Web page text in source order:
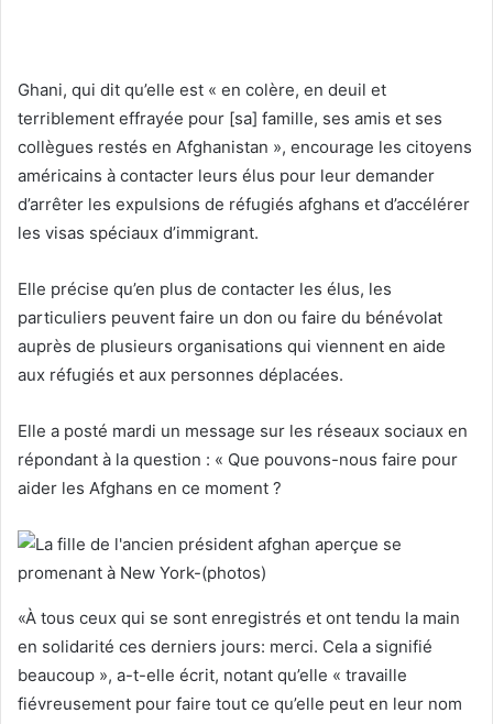
Ghani, qui dit qu’elle est « en colère, en deuil et
terriblement effrayée pour [sa] famille, ses amis et ses
collègues restés en Afghanistan », encourage les citoyens
américains à contacter leurs élus pour leur demander
d’arrêter les expulsions de réfugiés afghans et d’accélérer
les visas spéciaux d’immigrant.
Elle précise qu’en plus de contacter les élus, les
particuliers peuvent faire un don ou faire du bénévolat
auprès de plusieurs organisations qui viennent en aide
aux réfugiés et aux personnes déplacées.
Elle a posté mardi un message sur les réseaux sociaux en
répondant à la question : « Que pouvons-nous faire pour
aider les Afghans en ce moment ?
«À tous ceux qui se sont enregistrés et ont tendu la main
en solidarité ces derniers jours: merci. Cela a signifié
beaucoup », a-t-elle écrit, notant qu’elle « travaille
fiévreusement pour faire tout ce qu’elle peut en leur nom